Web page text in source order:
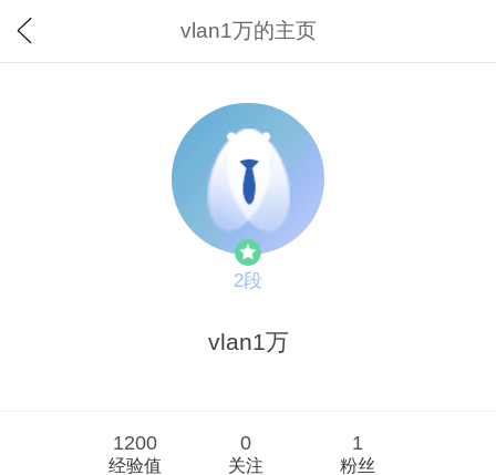
vlan1万的主页
2段
vlan1万
1200
经验值
0
关注
1
粉丝